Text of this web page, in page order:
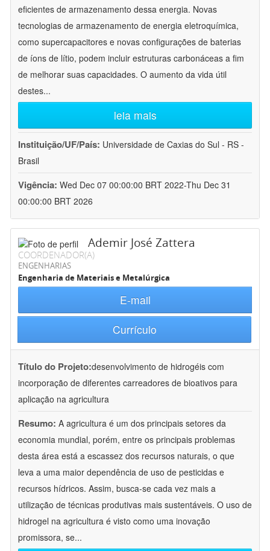
eficientes de armazenamento dessa energia. Novas
tecnologias de armazenamento de energia eletroquímica,
como supercapacitores e novas configurações de baterias
de íons de lítio, podem incluir estruturas carbonáceas a fim
de melhorar suas capacidades. O aumento da vida útil
destes...
leia mais
Instituição/UF/País: Universidade de Caxias do Sul - RS -
Brasil
Vigência: Wed Dec 07 00:00:00 BRT 2022-Thu Dec 31
00:00:00 BRT 2026
Ademir José Zattera
COORDENADOR(A)
ENGENHARIAS
Engenharia de Materiais e Metalúrgica
E-mail
Currículo
Título do Projeto:desenvolvimento de hidrogéis com
incorporação de diferentes carreadores de bioativos para
aplicação na agricultura
Resumo: A agricultura é um dos principais setores da
economia mundial, porém, entre os principais problemas
desta área está a escassez dos recursos naturais, o que
leva a uma maior dependência de uso de pesticidas e
recursos hídricos. Assim, busca-se cada vez mais a
utilização de técnicas produtivas mais sustentáveis. O uso de
hidrogel na agricultura é visto como uma inovação
promissora, se...